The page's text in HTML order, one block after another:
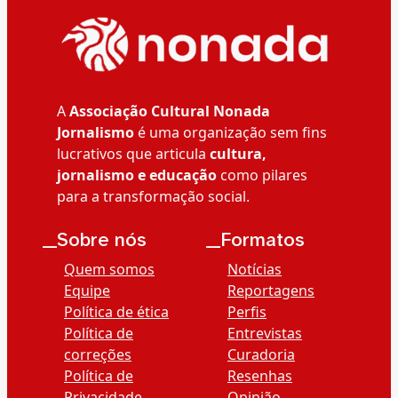
AAssociação Cultural Nonada
Jornalismoé uma organização sem fins
lucrativos que articula cultura,
jornalismo e educaçãocomo pilares
para a transformação social.
__Sobre nós
Quem somos
Equipe
Política de ética
Política de
correções
Política de
__Formatos
Notícias
Reportagens
Perfis
Entrevistas
Curadoria
Resenhas